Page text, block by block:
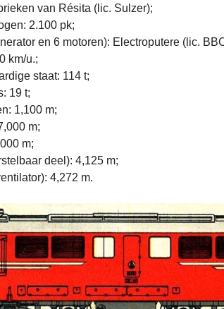
van Résita (lic. Sulzer);
2.100 pk;
en 6 motoren): Electroputere (lic.
km/u.;
staat: 114 t;
19 t;
1,100 m;
m;
m;
deel): 4,125 m;
4,272 m.